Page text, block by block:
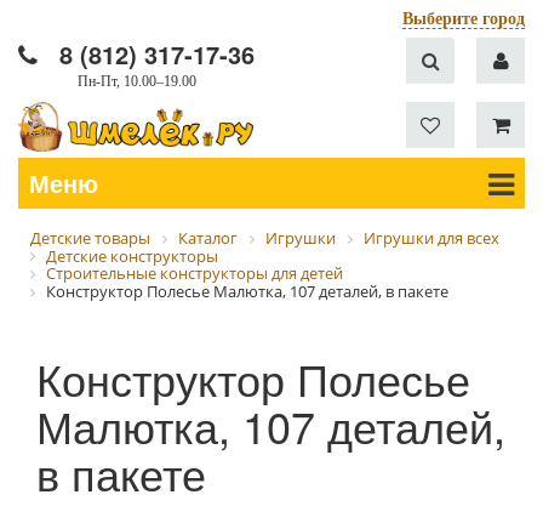
Выберите город
8 (812) 317-17-36
Пн-Пт, 10.00–19.00
Меню
Детские товары Каталог Игрушки
Игрушки для всех
Детские конструкторы
Строительные конструкторы для детей
Конструктор Полесье Малютка, 107 деталей, в пакете
Конструктор Полесье
Малютка, 107 деталей,
в пакете